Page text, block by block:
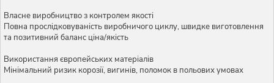
Власне виробництво з контролем якості
Повна прослідковуваність виробничого циклу, швидке виготовлення
та позитивний баланс ціна/якість
Використання європейських матеріалів
Мінімальний ризик корозії, вигинів, поломок в польових умовах